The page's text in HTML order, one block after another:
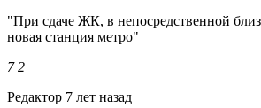
"При сдаче ЖК, в непосредственной
новая станция метро"
7 2
Редактор 7 лет назад